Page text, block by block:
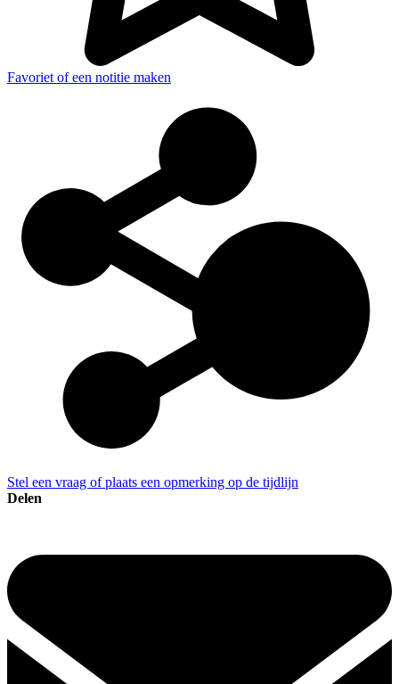
Favoriet of een notitie maken
Stel een vraag of plaats een opmerking op de tijdlijn
Delen